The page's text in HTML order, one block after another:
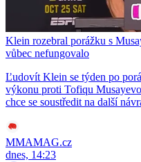
Klein rozebral porážku s
vůbec nefungovalo
Ľudovít Klein se týden po
výkonu proti Tofiqu
chce se soustředit na další
MMAMAG.cz
dnes, 14:23